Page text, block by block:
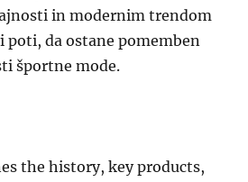
in modernim trendom
poti, da ostane pomemben
športne mode.
the history, key products,